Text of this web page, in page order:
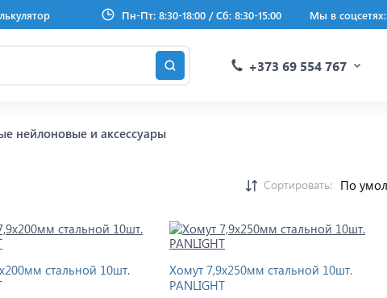
Пн-Пт: 8:30-18:00 / Сб: 8:30-15:00 Мы в соцсетях:
+373 69 554 767
нейлоновые и аксессуары
Сортировать:
стальной 10шт.
Хомут 7,9x250мм стальной 10шт.
PANLIGHT